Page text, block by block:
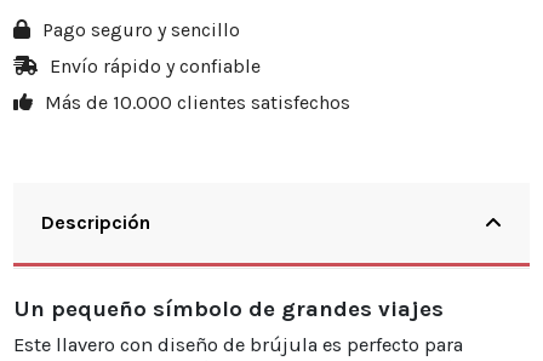
10
20
25%
30
30%
Pago seguro y sencillo
Envío rápido y confiable
Más de 10.000 clientes satisfechos
Descripción
Un pequeño símbolo de grandes viajes
Este llavero con diseño de brújula es perfecto para